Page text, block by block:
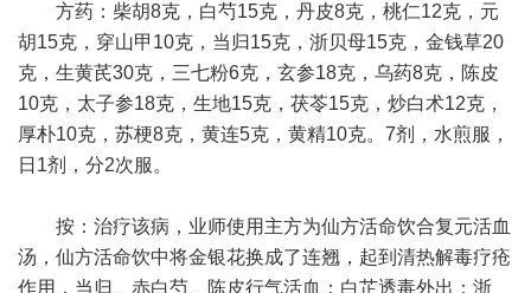
方药：柴胡8克，白芍15克，丹皮8克，桃仁12克，元
胡15克，穿山甲10克，当归15克，浙贝母15克，金钱草20
克，生黄芪30克，三七粉6克，玄参18克，乌药8克，陈皮
10克，太子参18克，生地15克，茯苓15克，炒白术12克，
厚朴10克，苏梗8克，黄连5克，黄精10克。7剂，水煎服，
日1剂，分2次服。
按：治疗该病，业师使用主方为仙方活命饮合复元活血
汤，仙方活命饮中将金银花换成了连翘，起到清热解毒疗疮
作用，当归、赤白芍、陈皮行气活血；白芷透毒外出；浙